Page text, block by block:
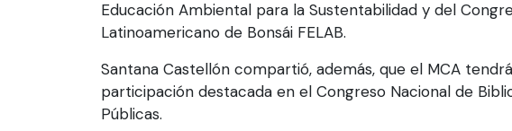
Educación Ambiental para la Sustentabilidad y del
Latinoamericano de Bonsái FELAB.
Santana Castellón compartió, además, que el MCA
participación destacada en el Congreso Nacional de
Públicas.